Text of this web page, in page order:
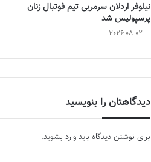
نیلوفر اردلان سرمربی تیم فوتبال زنان
پرسپولیس شد
2026-08-02
دیدگاهتان را بنویسید
برای نوشتن دیدگاه باید وارد بشوید.